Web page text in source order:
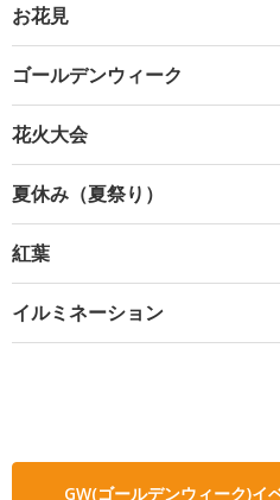
お花見
ゴールデンウィーク
花火大会
夏休み（夏祭り）
紅葉
イルミネーション
GW(ゴールデンウィーク)イ